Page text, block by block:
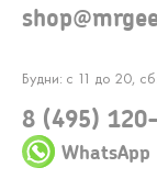
Будни: с 11 до 20,
8 (495)
WhatsApp